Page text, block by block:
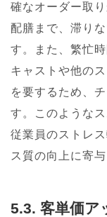
確なオーダー取
配膳まで、滞り
す。また、繁忙
キャストや他の
を要するため、
す。このような
従業員のストレ
ス質の向上に寄与
5.3. 客単価ア